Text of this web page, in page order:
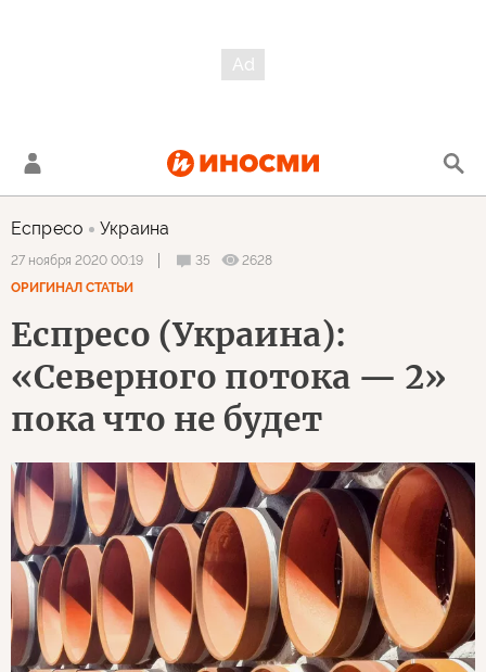
Еспресо Украина
27 ноября 2020 00:19 35
2628
ОРИГИНАЛ СТАТЬИ
Еспресо (Украина):
«Северного потока — 2»
пока что не будет